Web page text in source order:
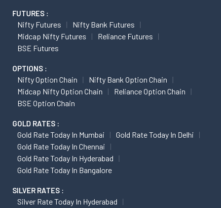
FUTURES :
Nifty Futures
Nifty Bank Futures
Midcap Nifty Futures
Reliance Futures
BSE Futures
OPTIONS :
Nifty Option Chain
Nifty Bank Option Chain
Midcap Nifty Option Chain
Reliance Option Chain
BSE Option Chain
GOLD RATES :
Gold Rate Today In Mumbai
Gold Rate Today In Delhi
Gold Rate Today In Chennai
Gold Rate Today In Hyderabad
Gold Rate Today In Bangalore
SILVER RATES :
Silver Rate Today In Hyderabad